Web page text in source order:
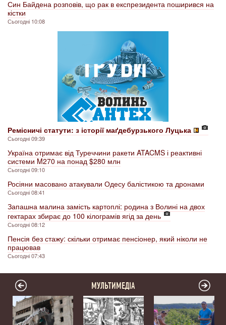
Син Байдена розповів, що рак в експрезидента поширився на
кістки
Сьогодні 10:08
Ремісничі статути: з історії маґдебурзького Луцька
Сьогодні 09:39
Україна отримає від Туреччини ракети ATACMS і реактивні
системи M270 на понад $280 млн
Сьогодні 09:10
Росіяни масовано атакували Одесу балістикою та дронами
Сьогодні 08:41
Запашна малина замість картоплі: родина з Волині на двох
гектарах збирає до 100 кілограмів ягід за день
Сьогодні 08:12
Пенсія без стажу: скільки отримає пенсіонер, який ніколи не
працював
Сьогодні 07:43
МУЛЬТИМЕДІА